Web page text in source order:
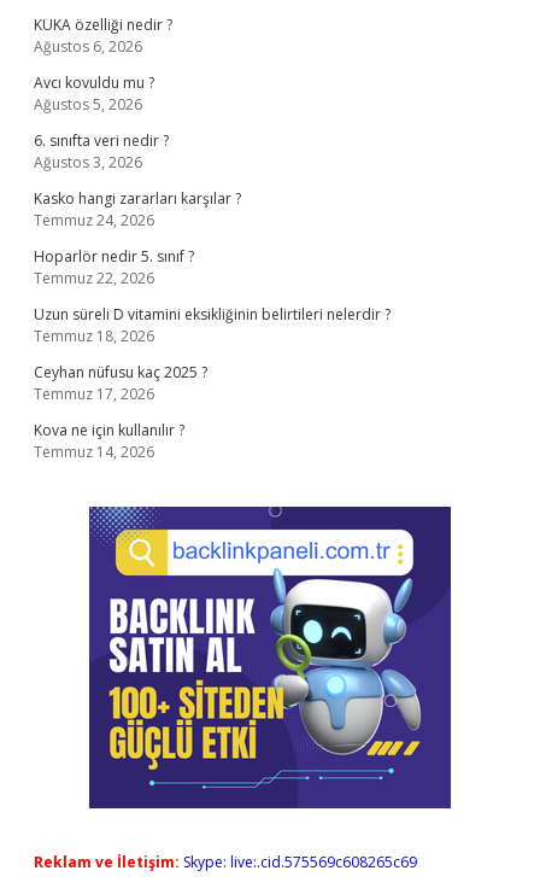
KUKA özelliği nedir ?
Ağustos 6, 2026
Avcı kovuldu mu ?
Ağustos 5, 2026
6. sınıfta veri nedir ?
Ağustos 3, 2026
Kasko hangi zararları karşılar ?
Temmuz 24, 2026
Hoparlör nedir 5. sınıf ?
Temmuz 22, 2026
Uzun süreli D vitamini eksikliğinin belirtileri nelerdir ?
Temmuz 18, 2026
Ceyhan nüfusu kaç 2025 ?
Temmuz 17, 2026
Kova ne için kullanılır ?
Temmuz 14, 2026
Reklam ve İletişim: Skype: live:.cid.575569c608265c69